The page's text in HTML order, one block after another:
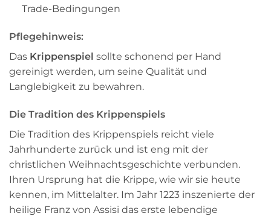
Trade-Bedingungen
Pflegehinweis:
Das Krippenspiel sollte schonend per Hand
gereinigt werden, um seine Qualität und
Langlebigkeit zu bewahren.
Die Tradition des Krippenspiels
Die Tradition des Krippenspiels reicht viele
Jahrhunderte zurück und ist eng mit der
christlichen Weihnachtsgeschichte verbunden.
Ihren Ursprung hat die Krippe, wie wir sie heute
kennen, im Mittelalter. Im Jahr 1223 inszenierte der
heilige Franz von Assisi das erste lebendige